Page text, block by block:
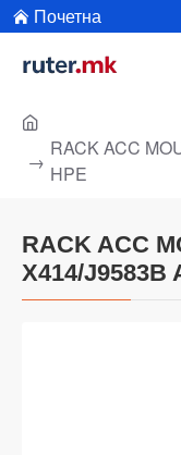
Почетна
RACK ACC
HPE
RACK ACC
X414/J9583B